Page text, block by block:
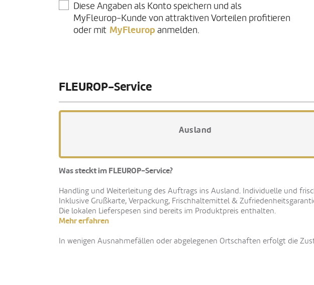
Diese Angaben als Konto speichern und als
MyFleurop-Kunde von attraktiven Vorteilen profitieren
oder mit MyFleurop anmelden.
FLEUROP-Service
Ausland
Was steckt im FLEUROP-Service?
Handling und Weiterleitung des Auftrags ins Ausland. Individuelle und
Inklusive Grußkarte, Verpackung, Frischhaltemittel &
Die lokalen Lieferspesen sind bereits im Produktpreis enthalten.
Mehr erfahren
In wenigen Ausnahmefällen oder abgelegenen Ortschaften erfolgt die